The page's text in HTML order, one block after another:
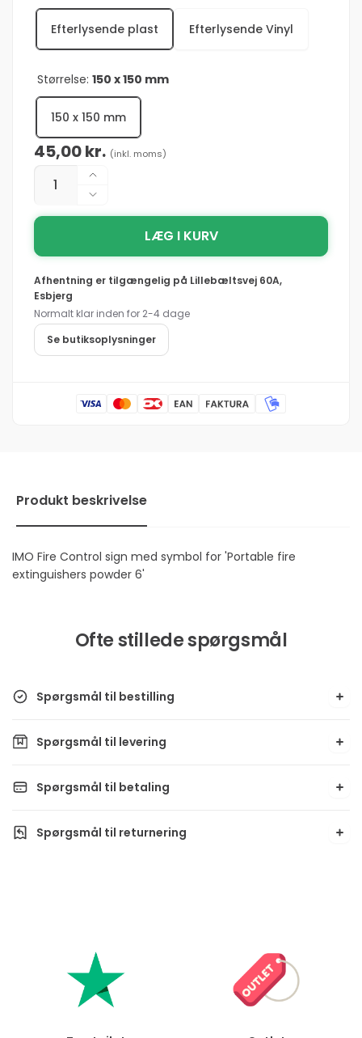
Efterlysende plast Efterlysende Vinyl
Størrelse: 150 x 150 mm
150 x 150 mm
Normalpris
45,00 kr. (inkl. moms)
Antal
Øg
antallet
for
fire
powder
6
Reducer
antallet
Sign
Portable
extinguishers
powder
6
LÆG I KURV
Afhentning er tilgængelig på Lillebæltsvej 60A,
Esbjerg
Normalt klar inden for 2-4 dage
Se butiksoplysninger
Produkt beskrivelse
IMO Fire Control sign med symbol for 'Portable fire
extinguishers powder 6'
Ofte stillede spørgsmål
Spørgsmål til bestilling
Spørgsmål til levering
Spørgsmål til betaling
Spørgsmål til returnering